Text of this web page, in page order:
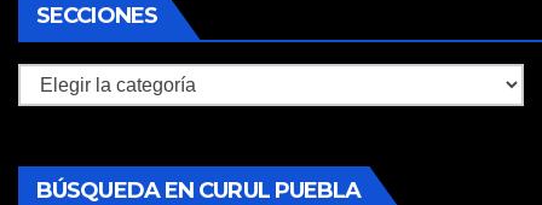
SECCIONES
Secciones
BÚSQUEDA EN CURUL PUEBLA